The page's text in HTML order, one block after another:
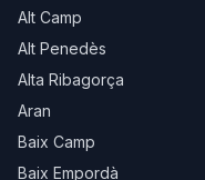
Alt Camp
Alt Penedès
Alta Ribagorça
Aran
Baix Camp
Baix Empordà